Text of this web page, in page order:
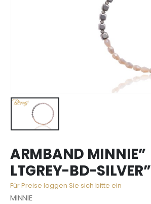
ARMBAND MINNIE”
LTGREY-BD-SILVER”
Für Preise loggen Sie sich bitte ein
MINNIE